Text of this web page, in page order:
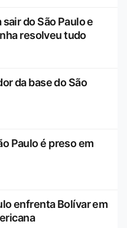
do São Paulo e
resolveu tudo
da base do São
Paulo é preso em
enfrenta Bolívar em